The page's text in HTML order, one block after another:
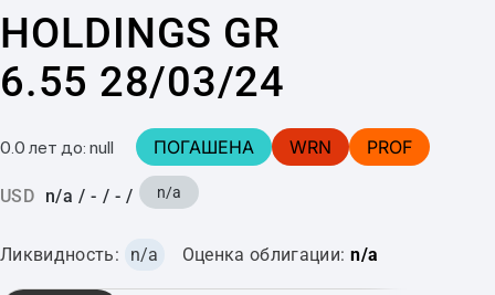
HOLDINGS GR
6.55 28/03/24
0.0 лет до: null ПОГАШЕНА WRN PROF
USD n/a / - / - / n/a
Ликвидность: n/a Оценка облигации: n/a